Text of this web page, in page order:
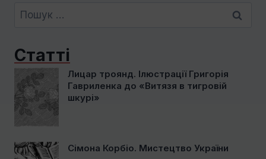
Пошук:
Статті
Лицар троянд. Ілюстрації Григорія
Гавриленка до «Витязя в тигровій
шкурі»
Сімона Корбіо. Мистецтво України